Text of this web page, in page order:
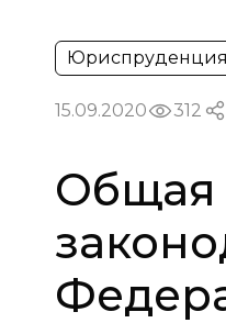
Юриспруденция
15.09.2020 312
Общая